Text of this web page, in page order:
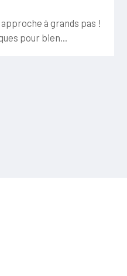
à grands pas !
pour bien...